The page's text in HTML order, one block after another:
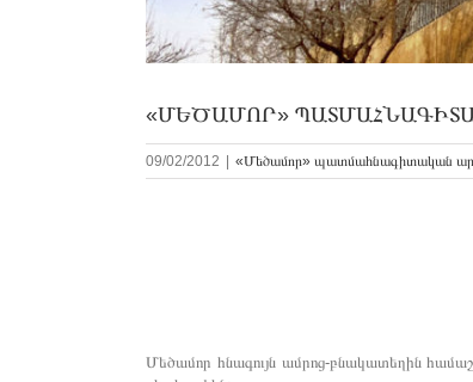
«ՄԵԾԱՄՈՐ»
09/02/2012 «Մեծամոր» պատմահնագիտական
Մեծամոր հնագույն ամրոց-բնակատեղին